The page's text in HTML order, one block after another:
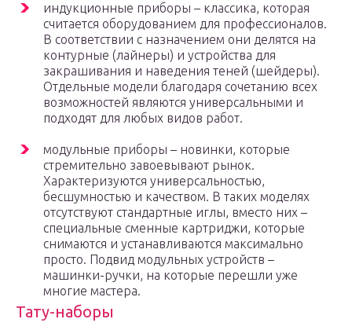
индукционные приборы – классика, которая
считается оборудованием для профессионалов.
В соответствии с назначением они делятся на
контурные (лайнеры) и устройства для
закрашивания и наведения теней (шейдеры).
Отдельные модели благодаря сочетанию всех
возможностей являются универсальными и
подходят для любых видов работ.
модульные приборы – новинки, которые
стремительно завоевывают рынок.
Характеризуются универсальностью,
бесшумностью и качеством. В таких моделях
отсутствуют стандартные иглы, вместо них –
специальные сменные картриджи, которые
снимаются и устанавливаются максимально
просто. Подвид модульных устройств –
машинки-ручки, на которые перешли уже
многие мастера.
Тату-наборы